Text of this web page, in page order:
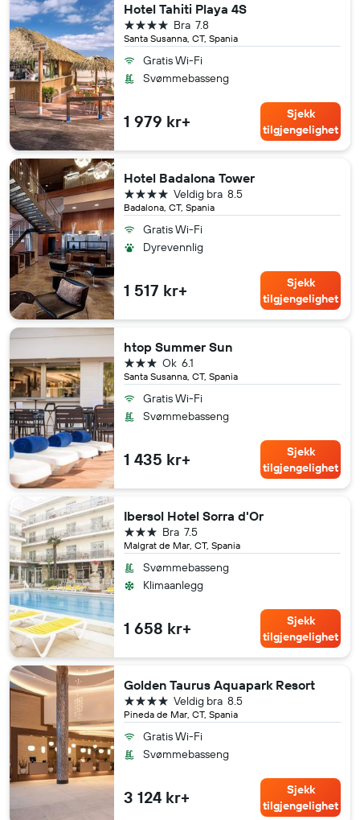
Hotel Tahiti Playa 4S
Santa Susanna, CT, Spania
7.8
Bra
4 stjerner
Gratis Wi-Fi
Svømmebasseng
1 979 kr+
Sjekk
tilgjengelighet
Hotel Badalona Tower
Badalona, CT, Spania
8.5
Veldig bra
4 stjerner
Gratis Wi-Fi
Dyrevennlig
1 517 kr+
Sjekk
tilgjengelighet
htop Summer Sun
Santa Susanna, CT, Spania
6.1
Ok
3 stjerner
Gratis Wi-Fi
Svømmebasseng
1 435 kr+
Sjekk
tilgjengelighet
Ibersol Hotel Sorra d'Or
Malgrat de Mar, CT, Spania
7.5
Bra
3 stjerner
Svømmebasseng
Klimaanlegg
1 658 kr+
Sjekk
tilgjengelighet
Golden Taurus Aquapark Resort
Pineda de Mar, CT, Spania
8.5
Veldig bra
4 stjerner
Gratis Wi-Fi
Svømmebasseng
3 124 kr+
Sjekk
tilgjengelighet